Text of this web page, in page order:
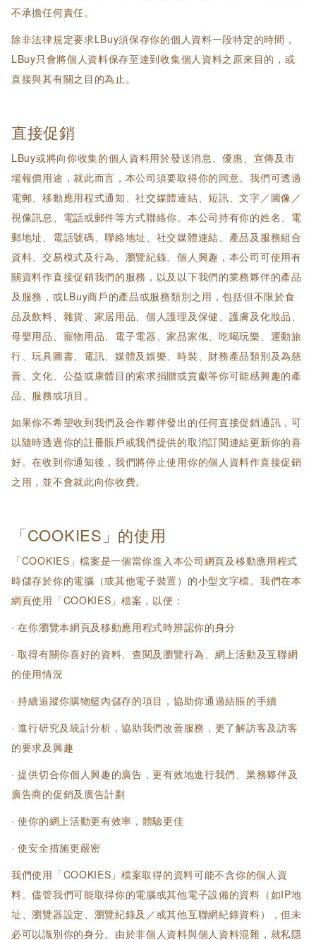
不承擔任何責任。
除非法律規定要求LBuy須保存你的個人資料一段特定的時間，
LBuy只會將個人資料保存至達到收集個人資料之原來目的，或
直接與其有關之目的為止。
直接促銷
LBuy或將向你收集的個人資料用於發送消息、優惠、宣傳及市
場報價用途，就此而言，本公司須要取得你的同意。我們可透過
電郵、移動應用程式通知、社交媒體連結、短訊、文字／圖像／
視像訊息、電話或郵件等方式聯絡你。本公司持有你的姓名、電
郵地址、電話號碼、聯絡地址、社交媒體連結、產品及服務組合
資料、交易模式及行為、瀏覽紀錄、個人興趣，本公司可使用有
關資料作直接促銷我們的服務，以及以下我們的業務夥伴的產品
及服務，或LBuy商戶的產品或服務類別之用，包括但不限於食
品及飲料、雜貨、家居用品、個人護理及保健、護膚及化妝品、
母嬰用品、寵物用品、電子電器、家品家俬、吃喝玩樂、運動旅
行、玩具圖書、電訊、媒體及娛樂、時裝、財務產品類別及為慈
善、文化、公益或康體目的索求捐贈或貢獻等你可能感興趣的產
品、服務或項目。
如果你不希望收到我們及合作夥伴發出的任何直接促銷通訊，可
以隨時透過你的註冊賬戶或我們提供的取消訂閱連結更新你的喜
好。在收到你通知後，我們將停止使用你的個人資料作直接促銷
之用，並不會就此向你收費。
「COOKIES」的使用
「COOKIES」檔案是一個當你進入本公司網頁及移動應用程式
時儲存於你的電腦（或其他電子裝置）的小型文字檔。我們在本
網頁使用「COOKIES」檔案，以便：
· 在你瀏覽本網頁及移動應用程式時辨認你的身分
· 取得有關你喜好的資料、查閱及瀏覽行為、網上活動及互聯網
的使用情況
· 持續追蹤你購物籃內儲存的項目，協助你通過結賬的手續
· 進行研究及統計分析，協助我們改善服務，更了解訪客及訪客
的要求及興趣
· 提供切合你個人興趣的廣告，更有效地進行我們、業務夥伴及
廣告商的促銷及廣告計劃
· 使你的網上活動更有效率，體驗更佳
· 使安全措施更嚴密
我們使用「COOKIES」檔案取得的資料可能不含你的個人資
料。儘管我們可能取得你的電腦或其他電子設備的資料（如IP地
址、瀏覽器設定、瀏覽紀錄及／或其他互聯網紀錄資料），但未
必可以識別你的身分。由於非個人資料與個人資料混雜，就私隱